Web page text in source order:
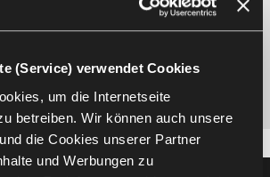
(Service) verwendet Cookies
um die Internetseite
betreiben. Wir können auch unsere
die Cookies unserer Partner
und Werbungen zu
für Ihr Projekt